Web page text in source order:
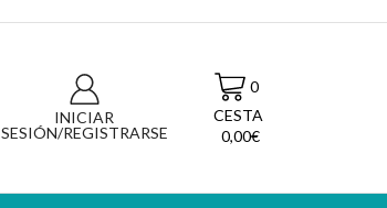
INICIAR
SESIÓN/REGISTRARSE
0
CESTA
0,00€